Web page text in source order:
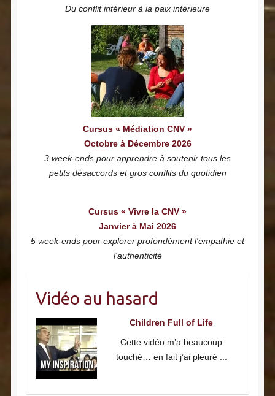
Du conflit intérieur à la paix intérieure
Cursus « Médiation CNV »
Octobre à Décembre 2026
3 week-ends pour apprendre à soutenir tous les
petits désaccords et gros conflits du quotidien
Cursus « Vivre la CNV »
Janvier à Mai 2026
5 week-ends pour explorer profondément l'empathie et
l'authenticité
Vidéo au hasard
Children Full of Life
Cette vidéo m’a beaucoup
touché… en fait j’ai pleuré